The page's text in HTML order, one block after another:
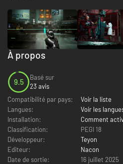
À propos
9.5
Basé sur
23 avis
Compatibilité par pays:
Voir la liste
Langues:
Voir les
Installation:
Comment
Classification:
PEGI 18
Développeur:
Teyon
Editeur:
Nacon
Date de sortie:
16 juillet 2025